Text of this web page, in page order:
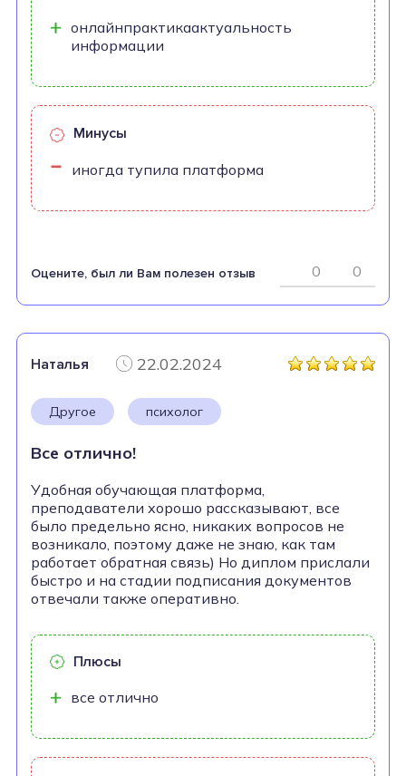
онлайнпрактикаактуальность
информации
Минусы
иногда тупила платформа
Оцените, был ли Вам полезен отзыв 0 0
Наталья 22.02.2024
Другое психолог
Все отлично!
Удобная обучающая платформа,
преподаватели хорошо рассказывают, все
было предельно ясно, никаких вопросов не
возникало, поэтому даже не знаю, как там
работает обратная связь) Но диплом прислали
быстро и на стадии подписания документов
отвечали также оперативно.
Плюсы
все отлично